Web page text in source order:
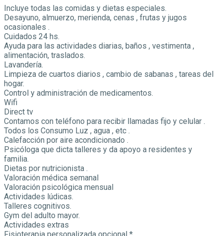
Incluye todas las comidas y dietas especiales.
Desayuno, almuerzo, merienda, cenas , frutas y jugos
ocasionales .
Cuidados 24 hs.
Ayuda para las actividades diarias, baños , vestimenta ,
alimentación, traslados.
Lavandería.
Limpieza de cuartos diarios , cambio de sabanas , tareas del
hogar.
Control y administración de medicamentos.
Wifi
Direct tv
Contamos con teléfono para recibir llamadas fijo y celular .
Todos los Consumo Luz , agua , etc .
Calefacción por aire acondicionado .
Psicóloga que dicta talleres y da apoyo a residentes y
familia.
Dietas por nutricionista .
Valoración médica semanal
Valoración psicológica mensual
Actividades lúdicas.
Talleres cognitivos.
Gym del adulto mayor.
Actividades extras